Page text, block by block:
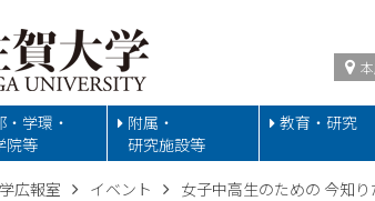
・学環・
院等
附属・
研究施設等
教育・研究
広報室 イベント 女子中高生のための 今知